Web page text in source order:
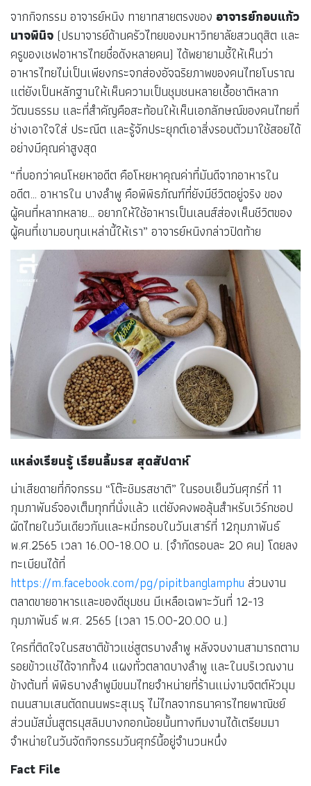
จากกิจกรรม อาจารย์หนิง ทายาทสายตรงของ อาจารย์กอบแก้ว
นาจพินิจ (ปรมาจารย์ด้านครัวไทยของมหาวิทยาลัยสวนดุสิต และ
ครูของเชฟอาหารไทยชื่อดังหลายคน) ได้พยายามชี้ให้เห็นว่า
อาหารไทยไม่เป็นเพียงกระจกส่องอัจฉริยภาพของคนไทยโบราณ
แต่ยังเป็นหลักฐานให้เห็นความเป็นชุมชนหลายเชื้อชาติหลาก
วัฒนธรรม และที่สำคัญคือสะท้อนให้เห็นเอกลักษณ์ของคนไทยที่
ช่างเอาใจใส่ ประณีต และรู้จักประยุกต์เอาสิ่งรอบตัวมาใช้สอยได้
อย่างมีคุณค่าสูงสุด
“ที่บอกว่าคนโหยหาอดีต คือโหยหาคุณค่าที่มันดีจากอาหารใน
อดีต… อาหารใน บางลำพู คือพิพิธภัณฑ์ที่ยังมีชีวิตอยู่จริง ของ
ผู้คนที่หลากหลาย… อยากให้ใช้อาหารเป็นเลนส์ส่องเห็นชีวิตของ
ผู้คนที่เขามอบทุนเหล่านี้ให้เรา” อาจารย์หนิงกล่าวปิดท้าย
แหล่งเรียนรู้ เรียนลิ้มรส สุดสัปดาห์
น่าเสียดายที่กิจกรรม “โต๊ะชิมรสชาติ” ในรอบเย็นวันศุกร์ที่ 11
กุมภาพันธ์จองเต็มทุกที่นั่งแล้ว แต่ยังคงพอลุ้นสำหรับเวิร์กชอป
ผัดไทยในวันเดียวกันและหมี่กรอบในวันเสาร์ที่ 12กุมภาพันธ์
พ.ศ.2565 เวลา 16.00-18.00 น. (จำกัดรอบละ 20 คน) โดยลง
ทะเบียนได้ที่
https://m.facebook.com/pg/pipitbanglamphu ส่วนงาน
ตลาดขายอาหารและของดีชุมชน มีเหลือเฉพาะวันที่ 12-13
กุมภาพันธ์ พ.ศ. 2565 (เวลา 15.00-20.00 น.)
ใครที่ติดใจในรสชาติข้าวแช่สูตรบางลำพู หลังจบงานสามารถตาม
รอยข้าวแช่ได้จากทั้ง4 แผงทั่วตลาดบางลำพู และในบริเวณงาน
ข้างต้นที่ พิพิธบางลำพูมีขนมไทยจำหน่ายที่ร้านแม่งามจิตต์หัวมุม
ถนนสามเสนตัดถนนพระสุเมรุ ไม่ไกลจากธนาคารไทยพาณิชย์
ส่วนมัสมั่นสูตรมุสลิมบางกอกน้อยนั้นทางทีมงานได้เตรียมมา
จำหน่ายในวันจัดกิจกรรมวันศุกร์นี้อยู่จำนวนหนึ่ง
Fact File